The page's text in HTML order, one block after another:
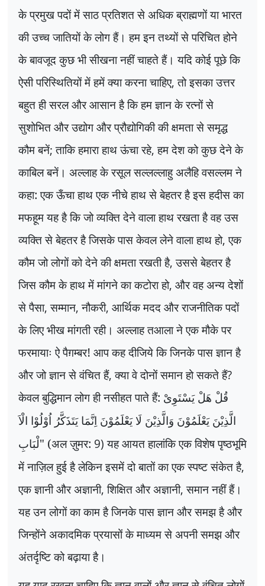
के प्रमुख पदों में साठ प्रतिशत से अधिक ब्राह्मणों या भारत
की उच्च जातियों के लोग हैं। हम इन तथ्यों से परिचित होने
के बावजूद कुछ भी सीखना नहीं चाहते हैं। यदि कोई पूछे कि
ऐसी परिस्थितियों में हमें क्या करना चाहिए,तो इसका उत्तर
बहुत ही सरल और आसान है कि हम ज्ञान के रत्नों से
सुशोभित और उद्योग और प्रौद्योगिकी की क्षमता से समृद्ध
कौम बनें;ताकि हमारा हाथ ऊंचा रहे,हम देश को कुछ देने के
काबिल बनें। अल्लाह के रसूल सल्लल्लाहु अलैहि वसल्लम ने
कहा: एक ऊँचा हाथ एक नीचे हाथ से बेहतर है इस हदीस का
मफहूम यह है कि जो व्यक्ति देने वाला हाथ रखता है वह उस
व्यक्ति से बेहतर है जिसके पास केवल लेने वाला हाथ हो,एक
कौम जो लोगों को देने की क्षमता रखती है,उससे बेहतर है
जिस कौम के हाथ में मांगने का कटोरा हो, और वह अन्य देशों
से पैसा,सम्मान,नौकरी, आर्थिक मदद और राजनीतिक पदों
के लिए भीख मांगती रही। अल्लाह तआला ने एक मौके पर
फरमायाः ऐ पैग़म्बर! आप कह दीजिये कि जिनके पास ज्ञान है
और जो ज्ञान से वंचित हैं,क्या वे दोनों समान हो सकते हैं?
केवल बुद्धिमान लोग ही नसीहत पाते हैं: قُلْ ھَلْ یَسْتَوِیْ
الَّذِیْنَ یَعْلَمُوْنَ وَالَّذِیْنَ لَا یَعْلَمُوْنَ اِنَّمَا یَتَذَکَّرُ اُوْلُوْا الْاَ
لْبَابِ" (अल ज़ुमर: 9)यह आयत हालांकि एक विशेष पृष्ठभूमि
में नाज़िल हुई है लेकिन इसमें दो बातों का एक स्पष्ट संकेत है,
एक ज्ञानी और अज्ञानी,शिक्षित और अज्ञानी,समान नहीं हैं।
यह उन लोगों का काम है जिनके पास ज्ञान और समझ है और
जिन्होंने अकादमिक प्रयासों के माध्यम से अपनी समझ और
अंतर्दृष्टि को बढ़ाया है।